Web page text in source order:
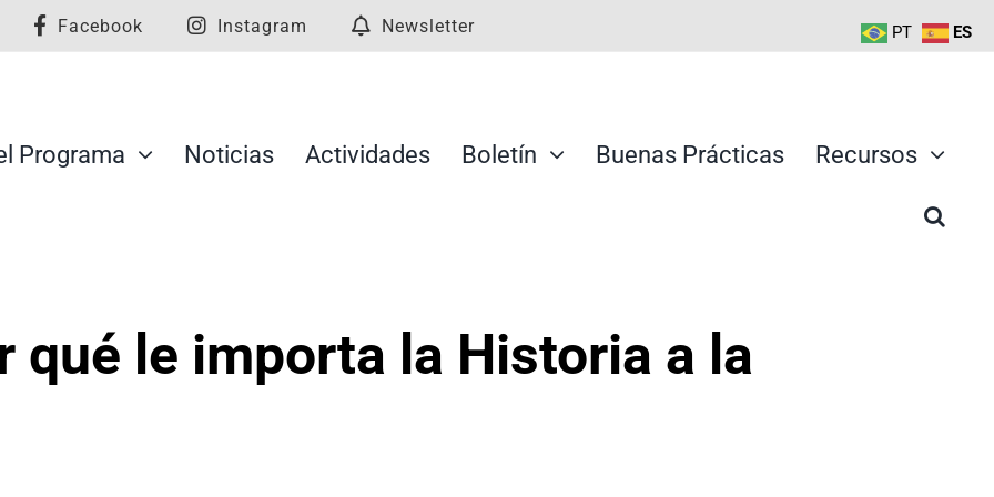
Facebook Instagram Newsletter
Programa Noticias Actividades Boletín Buenas Prácticas Recursos
qué le importa la Historia a la
PT ES